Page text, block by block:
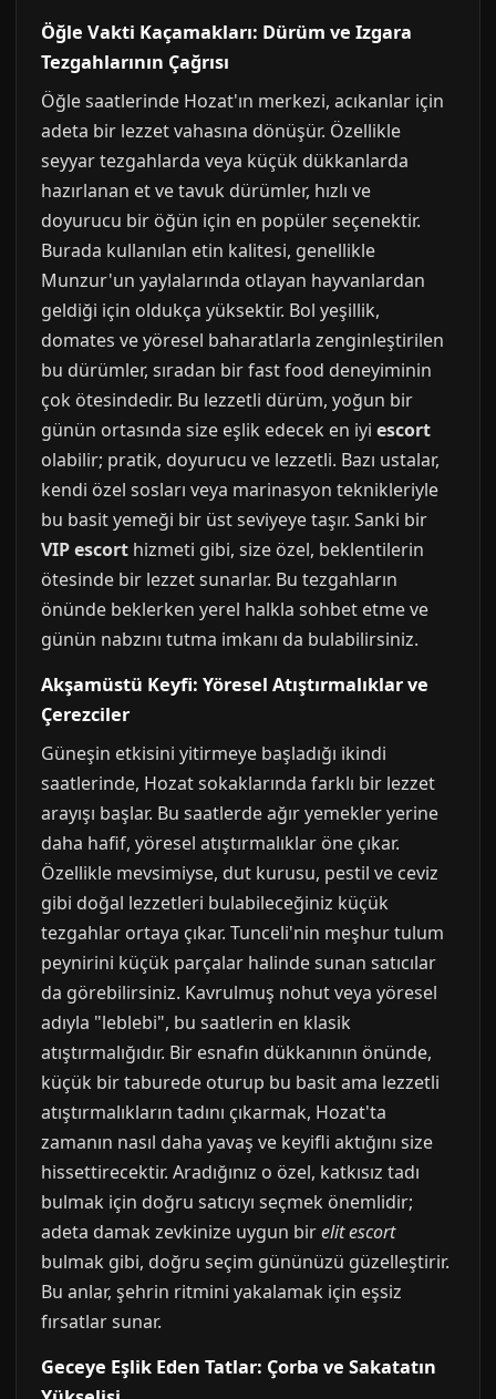
Öğle Vakti Kaçamakları: Dürüm ve Izgara
Tezgahlarının Çağrısı
Öğle saatlerinde Hozat'ın merkezi, acıkanlar için
adeta bir lezzet vahasına dönüşür. Özellikle
seyyar tezgahlarda veya küçük dükkanlarda
hazırlanan et ve tavuk dürümler, hızlı ve
doyurucu bir öğün için en popüler seçenektir.
Burada kullanılan etin kalitesi, genellikle
Munzur'un yaylalarında otlayan hayvanlardan
geldiği için oldukça yüksektir. Bol yeşillik,
domates ve yöresel baharatlarla zenginleştirilen
bu dürümler, sıradan bir fast food deneyiminin
çok ötesindedir. Bu lezzetli dürüm, yoğun bir
günün ortasında size eşlik edecek en iyi escort
olabilir; pratik, doyurucu ve lezzetli. Bazı ustalar,
kendi özel sosları veya marinasyon teknikleriyle
bu basit yemeği bir üst seviyeye taşır. Sanki bir
VIP escort hizmeti gibi, size özel, beklentilerin
ötesinde bir lezzet sunarlar. Bu tezgahların
önünde beklerken yerel halkla sohbet etme ve
günün nabzını tutma imkanı da bulabilirsiniz.
Akşamüstü Keyfi: Yöresel Atıştırmalıklar ve
Çerezciler
Güneşin etkisini yitirmeye başladığı ikindi
saatlerinde, Hozat sokaklarında farklı bir lezzet
arayışı başlar. Bu saatlerde ağır yemekler yerine
daha hafif, yöresel atıştırmalıklar öne çıkar.
Özellikle mevsimiyse, dut kurusu, pestil ve ceviz
gibi doğal lezzetleri bulabileceğiniz küçük
tezgahlar ortaya çıkar. Tunceli'nin meşhur tulum
peynirini küçük parçalar halinde sunan satıcılar
da görebilirsiniz. Kavrulmuş nohut veya yöresel
adıyla "leblebi", bu saatlerin en klasik
atıştırmalığıdır. Bir esnafın dükkanının önünde,
küçük bir taburede oturup bu basit ama lezzetli
atıştırmalıkların tadını çıkarmak, Hozat'ta
zamanın nasıl daha yavaş ve keyifli aktığını size
hissettirecektir. Aradığınız o özel, katkısız tadı
bulmak için doğru satıcıyı seçmek önemlidir;
adeta damak zevkinize uygun birelit escort
bulmak gibi, doğru seçim gününüzü güzelleştirir.
Bu anlar, şehrin ritmini yakalamak için eşsiz
fırsatlar sunar.
Geceye Eşlik Eden Tatlar: Çorba ve Sakatatın